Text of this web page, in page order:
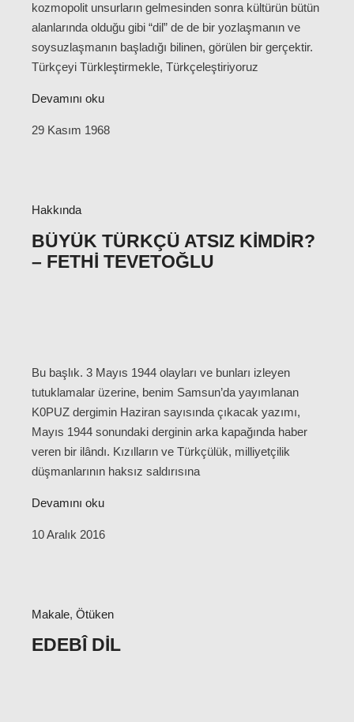
kozmopolit unsurların gelmesinden sonra kültürün bütün
alanlarında olduğu gibi “dil” de de bir yozlaşmanın ve
soysuzlaşmanın başladığı bilinen, görülen bir gerçektir.
Türkçeyi Türkleştirmekle, Türkçeleştiriyoruz
Devamını oku
29 Kasım 1968
Hakkında
BÜYÜK TÜRKÇÜ ATSIZ KIMDIR?
– FETHI TEVETOĞLU
Bu başlık. 3 Mayıs 1944 olayları ve bunları izleyen
tutuklamalar üzerine, benim Samsun’da yayımlanan
K0PUZ dergimin Haziran sayısında çıkacak yazımı,
Mayıs 1944 sonundaki derginin arka kapağında haber
veren bir ilândı. Kızılların ve Türkçülük, milliyetçilik
düşmanlarının haksız saldırısına
Devamını oku
10 Aralık 2016
Makale, Ötüken
EDEBÎ DIL